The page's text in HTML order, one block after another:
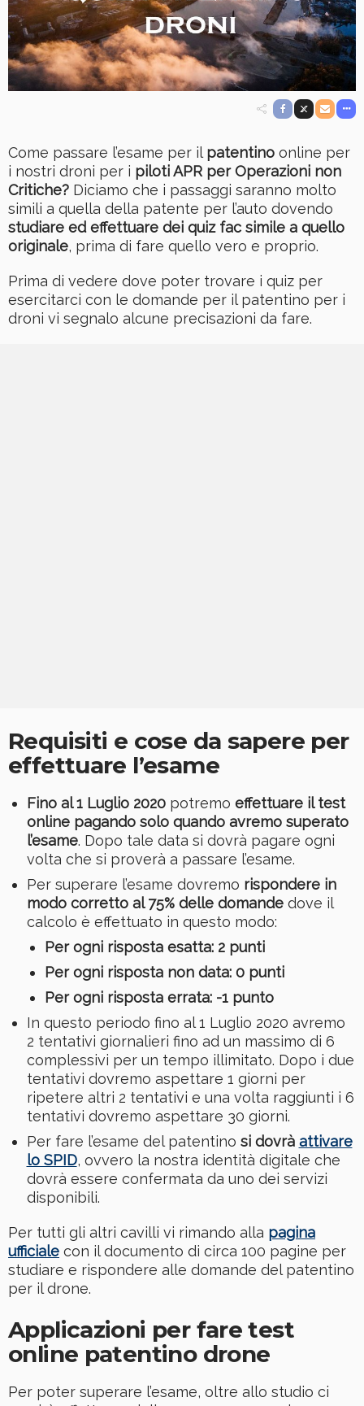
Come passare l’esame per ilpatentino online per
i nostri droni per i piloti APR per Operazioni non
Critiche? Diciamo che i passaggi saranno molto
simili a quella della patente per l’auto dovendo
studiare ed effettuare dei quiz fac simile a quello
originale, prima di fare quello vero e proprio.
Prima di vedere dove poter trovare i quiz per
esercitarci con le domande per il patentino per i
droni vi segnalo alcune precisazioni da fare.
Requisiti e cose da sapere per
effettuare l’esame
Fino al 1 Luglio 2020potremo effettuare il test
online pagando solo quando avremo superato
l’esame. Dopo tale data si dovrà pagare ogni
volta che si proverà a passare l’esame.
Per superare l’esame dovremo rispondere in
modo corretto al 75% delle domandedove il
calcolo è effettuato in questo modo:
Per ogni risposta esatta: 2 punti
Per ogni risposta non data: 0 punti
Per ogni risposta errata: -1 punto
In questo periodo fino al 1 Luglio 2020 avremo
2 tentativi giornalieri fino ad un massimo di 6
complessivi per un tempo illimitato. Dopo i due
tentativi dovremo aspettare 1 giorni per
ripetere altri 2 tentativi e una volta raggiunti i 6
tentativi dovremo aspettare 30 giorni.
Per fare l’esame del patentino si dovrà attivare
lo SPID, ovvero la nostra identità digitale che
dovrà essere confermata da uno dei servizi
disponibili.
Per tutti gli altri cavilli vi rimando alla pagina
ufficiale con il documento di circa 100 pagine per
studiare e rispondere alle domande del patentino
per il drone.
Applicazioni per fare test
online patentino drone
Per poter superare l’esame, oltre allo studio ci